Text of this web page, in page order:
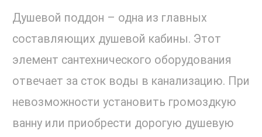
Душевой поддон – одна из главных
составляющих душевой кабины. Этот
элемент сантехнического оборудования
отвечает за сток воды в канализацию. При
невозможности установить громоздкую
ванну или приобрести дорогую душевую